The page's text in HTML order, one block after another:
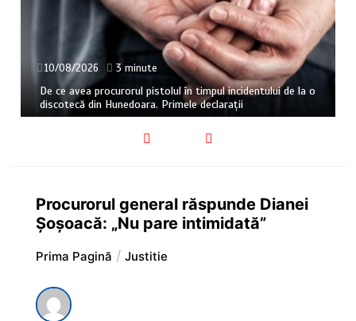
10/08/2026 3 minute
De ce avea procurorul pistolul în timpul incidentului de la o
discotecă din Hunedoara. Primele declarații
Procurorul general răspunde Dianei
Șoșoacă: „Nu pare intimidată”
Prima Pagină Justitie